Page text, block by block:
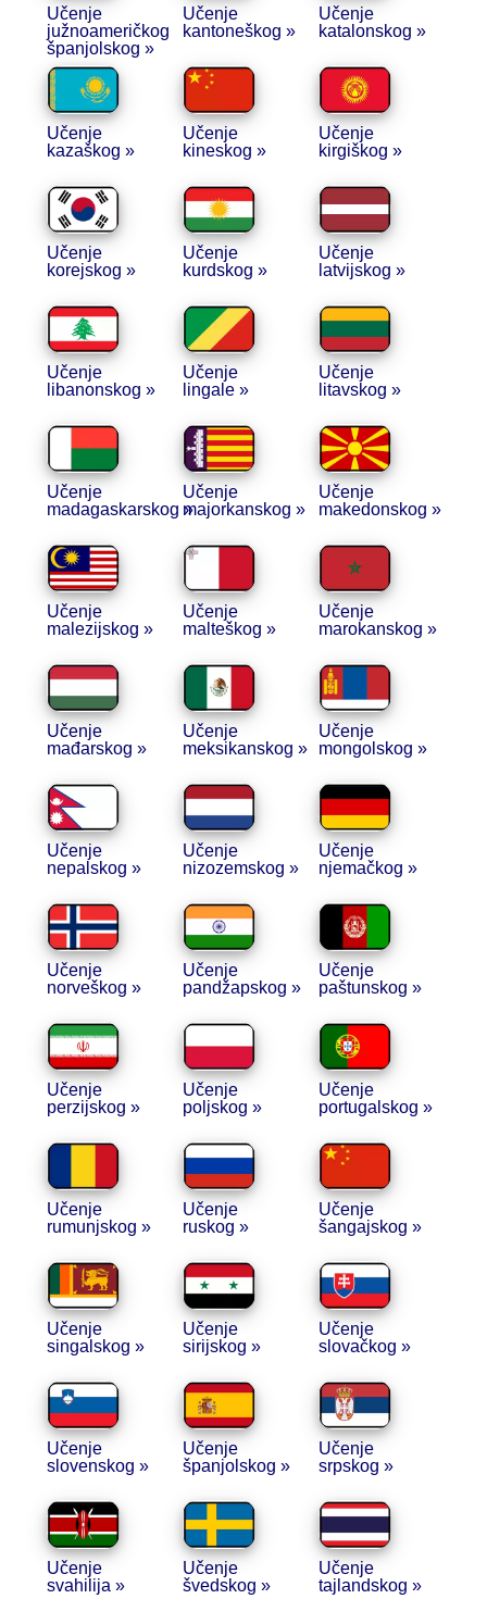
Učenje
južnoameričkog
španjolskog »
Učenje
kantoneškog »
Učenje
katalonskog »
Učenje
kazaškog »
Učenje
kineskog »
Učenje
kirgiškog »
Učenje
korejskog »
Učenje
kurdskog »
Učenje
latvijskog »
Učenje
libanonskog »
Učenje
lingale »
Učenje
litavskog »
Učenje
madagaskarskog »
Učenje
majorkanskog »
Učenje
makedonskog »
Učenje
malezijskog »
Učenje
malteškog »
Učenje
marokanskog »
Učenje
mađarskog »
Učenje
meksikanskog »
Učenje
mongolskog »
Učenje
nepalskog »
Učenje
nizozemskog »
Učenje
njemačkog »
Učenje
norveškog »
Učenje
pandžapskog »
Učenje
paštunskog »
Učenje
perzijskog »
Učenje
poljskog »
Učenje
portugalskog »
Učenje
rumunjskog »
Učenje
ruskog »
Učenje
šangajskog »
Učenje
singalskog »
Učenje
sirijskog »
Učenje
slovačkog »
Učenje
slovenskog »
Učenje
španjolskog »
Učenje
srpskog »
Učenje
svahilija »
Učenje
švedskog »
Učenje
tajlandskog »